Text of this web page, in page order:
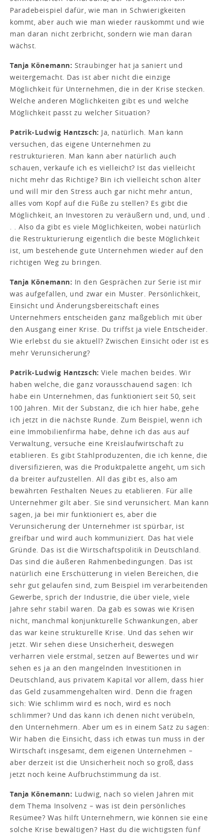
Paradebeispiel dafür, wie man in Schwierigkeiten
kommt, aber auch wie man wieder rauskommt und wie
man daran nicht zerbricht, sondern wie man daran
wächst.
Tanja Könemann: Straubinger hat ja saniert und
weitergemacht. Das ist aber nicht die einzige
Möglichkeit für Unternehmen, die in der Krise stecken.
Welche anderen Möglichkeiten gibt es und welche
Möglichkeit passt zu welcher Situation?
Patrik-Ludwig Hantzsch: Ja, natürlich. Man kann
versuchen, das eigene Unternehmen zu
restrukturieren. Man kann aber natürlich auch
schauen, verkaufe ich es vielleicht? Ist das vielleicht
nicht mehr das Richtige? Bin ich vielleicht schon älter
und will mir den Stress auch gar nicht mehr antun,
alles vom Kopf auf die Füße zu stellen? Es gibt die
Möglichkeit, an Investoren zu veräußern und, und, und .
. . Also da gibt es viele Möglichkeiten, wobei natürlich
die Restrukturierung eigentlich die beste Möglichkeit
ist, um bestehende gute Unternehmen wieder auf den
richtigen Weg zu bringen.
Tanja Könemann: In den Gesprächen zur Serie ist mir
was aufgefallen, und zwar ein Muster. Persönlichkeit,
Einsicht und Änderungsbereitschaft eines
Unternehmers entscheiden ganz maßgeblich mit über
den Ausgang einer Krise. Du triffst ja viele Entscheider.
Wie erlebst du sie aktuell? Zwischen Einsicht oder ist es
mehr Verunsicherung?
Patrik-Ludwig Hantzsch: Viele machen beides. Wir
haben welche, die ganz vorausschauend sagen: Ich
habe ein Unternehmen, das funktioniert seit 50, seit
100 Jahren. Mit der Substanz, die ich hier habe, gehe
ich jetzt in die nächste Runde. Zum Beispiel, wenn ich
eine Immobilienfirma habe, dehne ich das aus auf
Verwaltung, versuche eine Kreislaufwirtschaft zu
etablieren. Es gibt Stahlproduzenten, die ich kenne, die
diversifizieren, was die Produktpalette angeht, um sich
da breiter aufzustellen. All das gibt es, also am
bewährten Festhalten Neues zu etablieren. Für alle
Unternehmer gilt aber. Sie sind verunsichert. Man kann
sagen, ja bei mir funktioniert es, aber die
Verunsicherung der Unternehmer ist spürbar, ist
greifbar und wird auch kommuniziert. Das hat viele
Gründe. Das ist die Wirtschaftspolitik in Deutschland.
Das sind die äußeren Rahmenbedingungen. Das ist
natürlich eine Erschütterung in vielen Bereichen, die
sehr gut gelaufen sind, zum Beispiel im verarbeitenden
Gewerbe, sprich der Industrie, die über viele, viele
Jahre sehr stabil waren. Da gab es sowas wie Krisen
nicht, manchmal konjunkturelle Schwankungen, aber
das war keine strukturelle Krise. Und das sehen wir
jetzt. Wir sehen diese Unsicherheit, deswegen
verharren viele erstmal, setzen auf Bewertes und wir
sehen es ja an den mangelnden Investitionen in
Deutschland, aus privatem Kapital vor allem, dass hier
das Geld zusammengehalten wird. Denn die fragen
sich: Wie schlimm wird es noch, wird es noch
schlimmer? Und das kann ich denen nicht verübeln,
den Unternehmern. Aber um es in einem Satz zu sagen:
Wir haben die Einsicht, dass ich etwas tun muss in der
Wirtschaft insgesamt, dem eigenen Unternehmen −
aber derzeit ist die Unsicherheit noch so groß, dass
jetzt noch keine Aufbruchstimmung da ist.
Tanja Könemann: Ludwig, nach so vielen Jahren mit
dem Thema Insolvenz − was ist dein persönliches
Resümee? Was hilft Unternehmern, wie können sie eine
solche Krise bewältigen? Hast du die wichtigsten fünf